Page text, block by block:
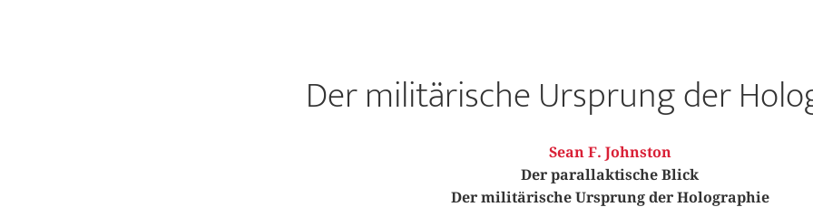
Der militärische Ursprung der
Sean F. Johnston
Der parallaktische Blick
Der militärische Ursprung der Holographie